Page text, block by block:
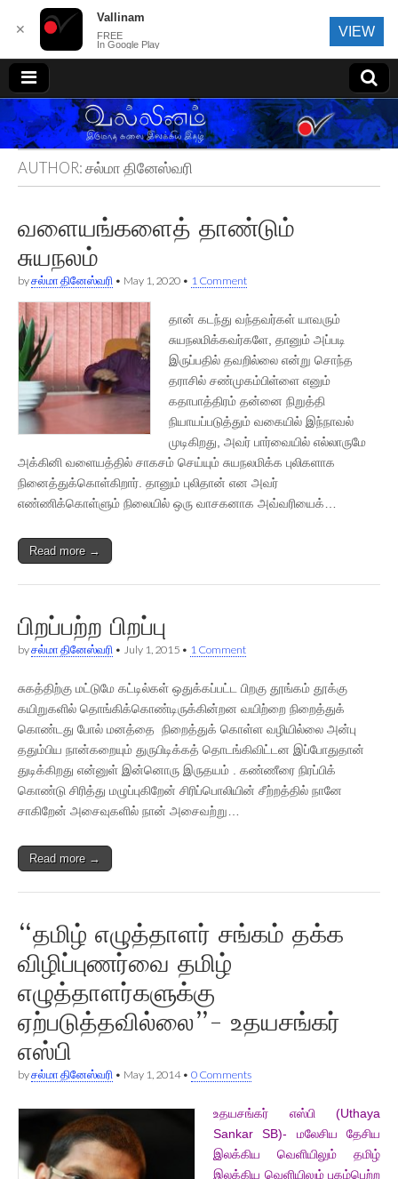
வல்லினம்
AUTHOR:சல்மா தினேஸ்வரி
வளையங்களைத் தாண்டும்
சுயநலம்
byசல்மா தினேஸ்வரி • May 1, 2020 • 1 Comment
தான் கடந்து வந்தவர்கள் யாவரும்
சுயநலமிக்கவர்களே, தானும் அப்படி
இருப்பதில் தவறில்லை என்று சொந்த
தராசில் சண்முகம்பிள்ளை எனும்
கதாபாத்திரம் தன்னை நிறுத்தி
நியாயப்படுத்தும் வகையில் இந்நாவல்
முடிகிறது, அவர் பார்வையில் எல்லாருமே
அக்கினி வளையத்தில் சாகசம் செய்யும் சுயநலமிக்க புலிகளாக
நினைத்துக்கொள்கிறார். தானும் புலிதான் என அவர்
எண்ணிக்கொள்ளும் நிலையில் ஒரு வாசகனாக அவ்வரியைக்…
Read more →
பிறப்பற்ற பிறப்பு
byசல்மா தினேஸ்வரி • July 1, 2015 • 1 Comment
சுகத்திற்கு மட்டுமே கட்டில்கள் ஒதுக்கப்பட்ட பிறகு தூங்கம் தூக்கு
கயிறுகளில் தொங்கிக்கொண்டிருக்கின்றன வயிற்றை நிறைத்துக்
கொண்டது போல் மனத்தை நிறைத்துக் கொள்ள வழியில்லை அன்பு
ததும்பிய நான்கறையும் துருபிடிக்கத் தொடங்கிவிட்டன இப்போதுதான்
துடிக்கிறது என்னுள் இன்னொரு இருதயம் . கண்ணீரை நிரப்பிக்
கொண்டு சிரித்து மழுப்புகிறேன் சிரிப்பொலியின் சீற்றத்தில் நானே
சாகிறேன் அசைவுகளில் நான் அசைவற்று…
Read more →
“தமிழ் எழுத்தாளர் சங்கம் தக்க
விழிப்புணர்வை தமிழ்
எழுத்தாளர்களுக்கு
ஏற்படுத்தவில்லை”- உதயசங்கர்
எஸ்பி
byசல்மா தினேஸ்வரி • May 1, 2014• 0 Comments
உதயசங்கர் எஸ்பி (Uthaya
Sankar SB)- மலேசிய தேசிய
இலக்கிய வெளியிலும் தமிழ்
இலக்கிய வெளியிலும் புகழ்பெற்ற
✕
Vallinam
FREE
In Google Play
VIEW